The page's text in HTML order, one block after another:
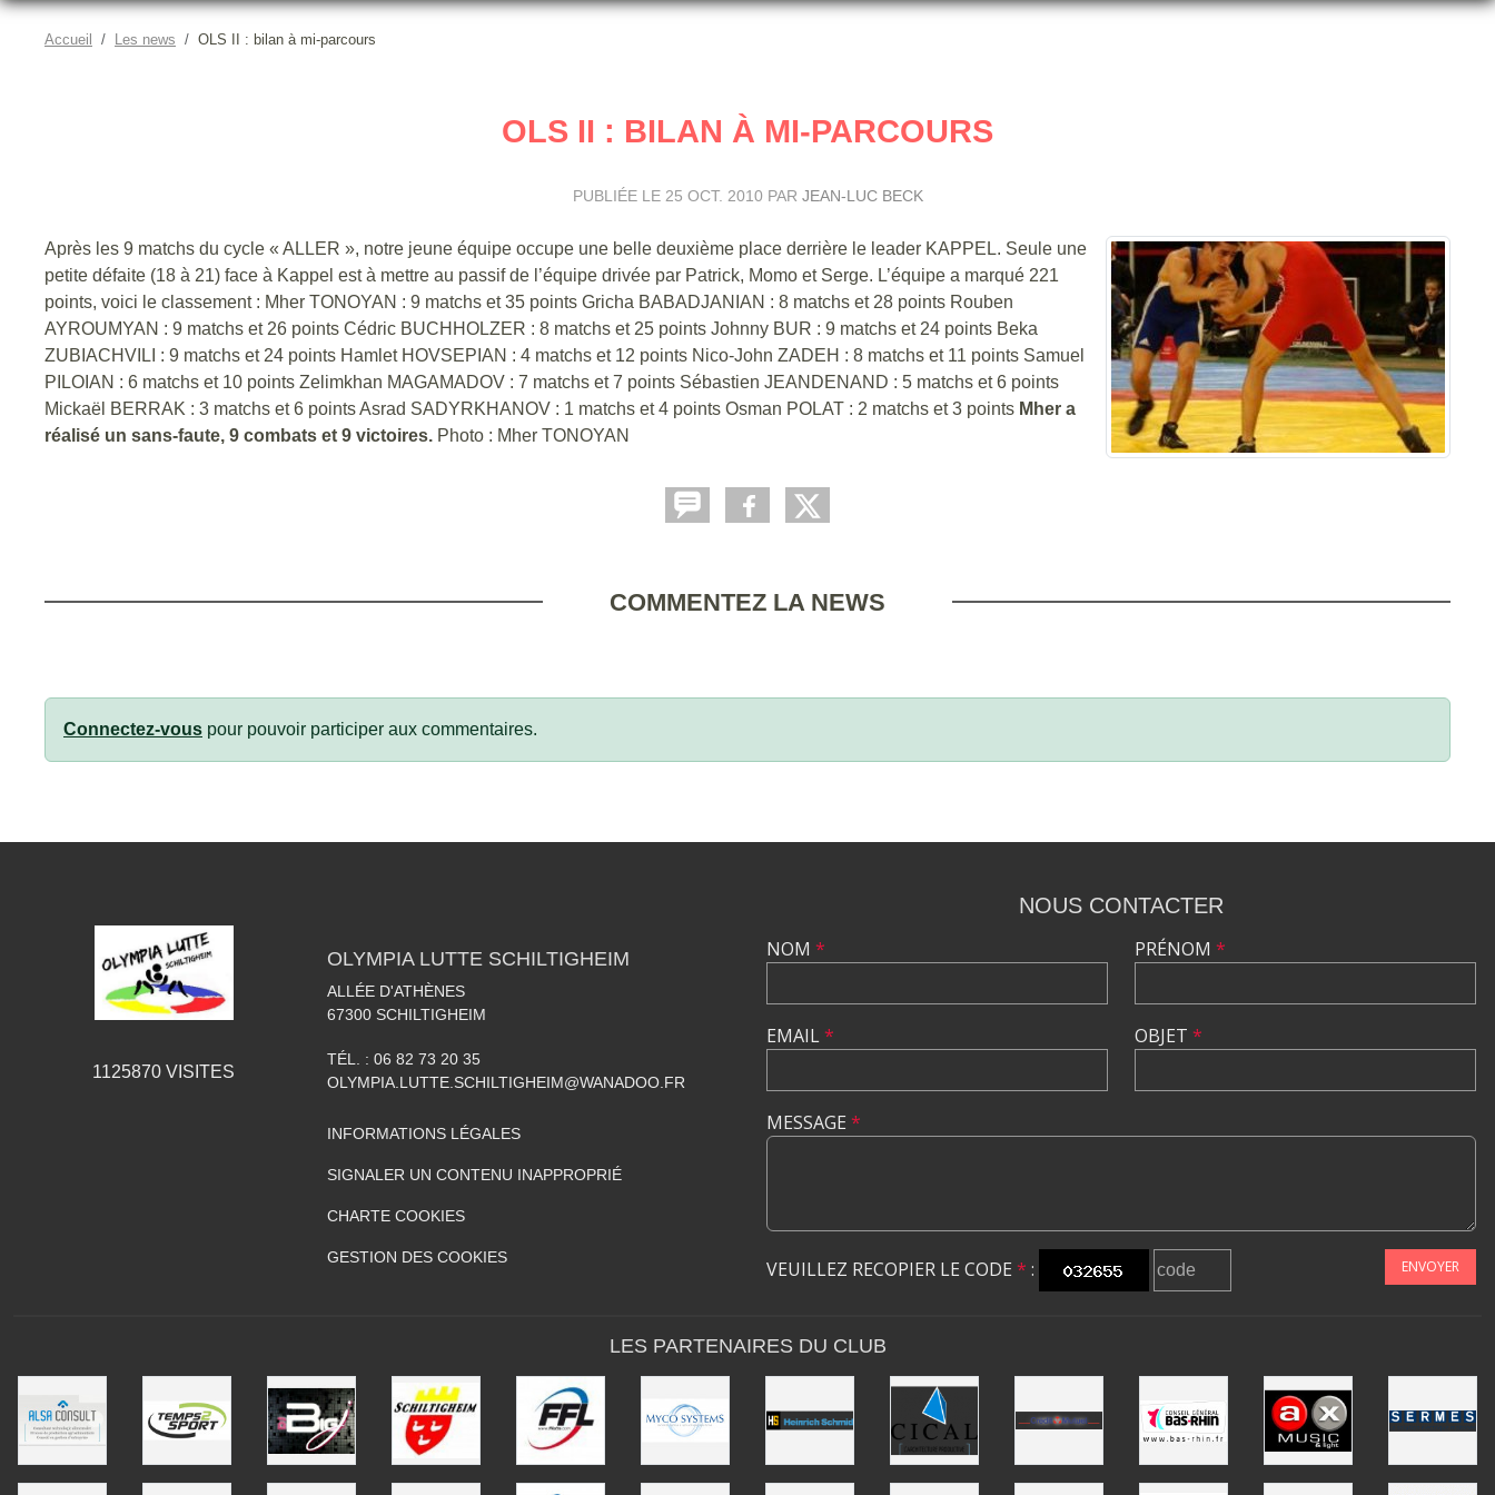
Accueil Les news OLS II : bilan à mi-parcours
OLS II : BILAN À MI-PARCOURS
PUBLIÉE LE 25 OCT. 2010 PAR JEAN-LUC BECK
Après les 9 matchs du cycle « ALLER », notre jeune équipe occupe une belle deuxième place derrière le leader KAPPEL. Seule une
petite défaite (18 à 21) face à Kappel est à mettre au passif de l’équipe drivée par Patrick, Momo et Serge. L’équipe a marqué 221
points, voici le classement : Mher TONOYAN : 9 matchs et 35 points Gricha BABADJANIAN : 8 matchs et 28 points Rouben
AYROUMYAN : 9 matchs et 26 points Cédric BUCHHOLZER : 8 matchs et 25 points Johnny BUR : 9 matchs et 24 points Beka
ZUBIACHVILI : 9 matchs et 24 points Hamlet HOVSEPIAN : 4 matchs et 12 points Nico-John ZADEH : 8 matchs et 11 points Samuel
PILOIAN : 6 matchs et 10 points Zelimkhan MAGAMADOV : 7 matchs et 7 points Sébastien JEANDENAND : 5 matchs et 6 points
Mickaël BERRAK : 3 matchs et 6 points Asrad SADYRKHANOV : 1 matchs et 4 points Osman POLAT : 2 matchs et 3 points Mher a
réalisé un sans-faute, 9 combats et 9 victoires. Photo : Mher TONOYAN
COMMENTEZ LA NEWS
Connectez-vous pour pouvoir participer aux commentaires.
1125870 VISITES
OLYMPIA LUTTE SCHILTIGHEIM
ALLÉE D'ATHÈNES
67300 SCHILTIGHEIM
TÉL. : 06 82 73 20 35
OLYMPIA.LUTTE.SCHILTIGHEIM@WANADOO.FR
INFORMATIONS LÉGALES
SIGNALER UN CONTENU INAPPROPRIÉ
CHARTE COOKIES
GESTION DES COOKIES
NOUS CONTACTER
NOM *
EMAIL*
PRÉNOM *
OBJET *
MESSAGE *
VEUILLEZ RECOPIER LE CODE * : ENVOYER
LES PARTENAIRES DU CLUB